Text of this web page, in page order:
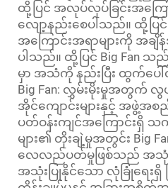
ထို့ပြင် အလုပ်လုပ်ခြင်းအကြေ
လျော့နည်းစေပါသည်။ ထို့ပြ
အကြောင်းအရာများကို အချိ
ပါသည်။ ထို့ပြင် Big Fan
မှာ အသံကို နည်းပြီး ထွက်ပေ
Big Fan: လွှမ်းမိုးမှုအတွက်
အိုင်ကျောင်းများနှင့် အဖွဲ့အစ
ပတ်ဝန်းကျင်အကြောင်းရှိ
များ၏ တိုးချဲ့မှုအတွင်း Big
လေလည်ပတ်မှုဖြစ်သည် အသုံ
အသုံးပြုနိုင်သော လုံခြုံရေးရှိ